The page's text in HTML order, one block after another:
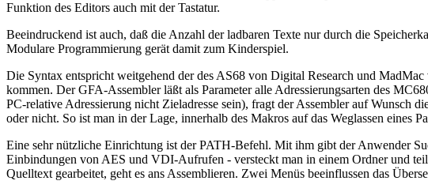
Funktion des Editors auch mit der Tastatur.
Beeindruckend ist auch, daß die Anzahl der ladbaren Texte nur durch die
Modulare Programmierung gerät damit zum Kinderspiel.
Die Syntax entspricht weitgehend der des AS68 von Digital Research und
kommen. Der GFA-Assembler läßt als Parameter alle Adressierungsarten des
PC-relative Adressierung nicht Zieladresse sein), fragt der Assembler auf Wunsch
oder nicht. So ist man in der Lage, innerhalb des Makros auf das Weglassen eines
Eine sehr nützliche Einrichtung ist der PATH-Befehl. Mit ihm gibt der Anwender
Einbindungen von AES und VDI-Aufrufen - versteckt man in einem Ordner und
Quelltext gearbeitet, geht es ans Assemblieren. Zwei Menüs beeinflussen das